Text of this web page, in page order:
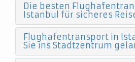
Die besten
Istanbul für sicheres
Flughafentransport in
Sie ins Stadtzentrum